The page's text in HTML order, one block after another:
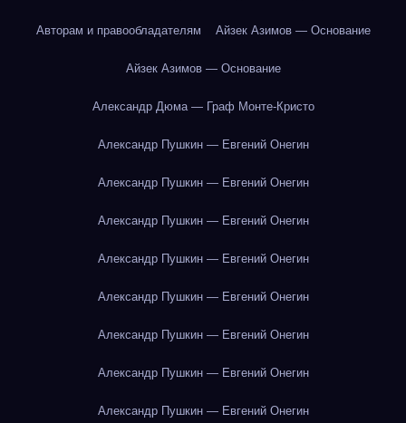
Авторам и правообладателям Айзек Азимов — Основание
Айзек Азимов — Основание
Александр Дюма — Граф Монте-Кристо
Александр Пушкин — Евгений Онегин
Александр Пушкин — Евгений Онегин
Александр Пушкин — Евгений Онегин
Александр Пушкин — Евгений Онегин
Александр Пушкин — Евгений Онегин
Александр Пушкин — Евгений Онегин
Александр Пушкин — Евгений Онегин
Александр Пушкин — Евгений Онегин